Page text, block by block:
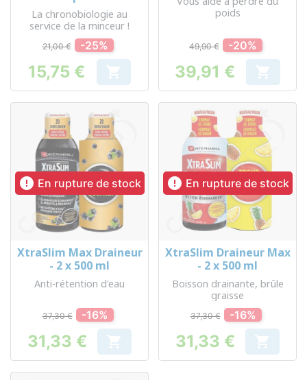
La chronobiologie au
service de la minceur !
21,00 € -25%
Prix
15,75 € 
poids
49,90 € -20%
Prix
39,91 € 
 En rupture de stock
XtraSlim Max Draineur
- 2 x 500 ml
Anti-rétention d'eau
37,30 € -16%
Prix
31,33 € 
 En rupture de stock
XtraSlim Draineur Max
- 2 x 500 ml
Boisson drainante, brûle
graisse
37,30 € -16%
Prix
31,33 € 